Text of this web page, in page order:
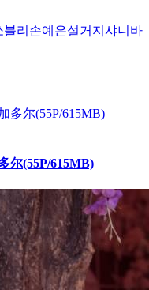
블리 손예은설거지 샤니 바
尔(55P/615MB)